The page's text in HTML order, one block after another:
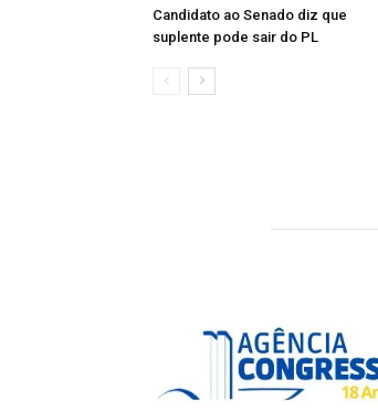
Candidato ao Senado diz que
suplente pode sair do PL